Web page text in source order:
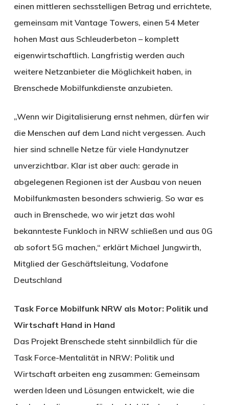
einen mittleren sechsstelligen Betrag und errichtete,
gemeinsam mit Vantage Towers, einen 54 Meter
hohen Mast aus Schleuderbeton – komplett
eigenwirtschaftlich. Langfristig werden auch
weitere Netzanbieter die Möglichkeit haben, in
Brenschede Mobilfunkdienste anzubieten.
„Wenn wir Digitalisierung ernst nehmen, dürfen wir
die Menschen auf dem Land nicht vergessen. Auch
hier sind schnelle Netze für viele Handynutzer
unverzichtbar. Klar ist aber auch: gerade in
abgelegenen Regionen ist der Ausbau von neuen
Mobilfunkmasten besonders schwierig. So war es
auch in Brenschede, wo wir jetzt das wohl
bekannteste Funkloch in NRW schließen und aus 0G
ab sofort 5G machen,“ erklärt Michael Jungwirth,
Mitglied der Geschäftsleitung, Vodafone
Deutschland
Task Force Mobilfunk NRW als Motor: Politik und
Wirtschaft Hand in Hand
Das Projekt Brenschede steht sinnbildlich für die
Task Force-Mentalität in NRW: Politik und
Wirtschaft arbeiten eng zusammen: Gemeinsam
werden Ideen und Lösungen entwickelt, wie die